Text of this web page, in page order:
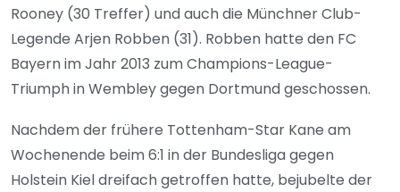
Rooney (30 Treffer) und auch die Münchner Club-
Legende Arjen Robben (31). Robben hatte den FC
Bayern im Jahr 2013 zum Champions-League-
Triumph in Wembley gegen Dortmund geschossen.
Nachdem der frühere Tottenham-Star Kane am
Wochenende beim 6:1 in der Bundesliga gegen
Holstein Kiel dreifach getroffen hatte, bejubelte der